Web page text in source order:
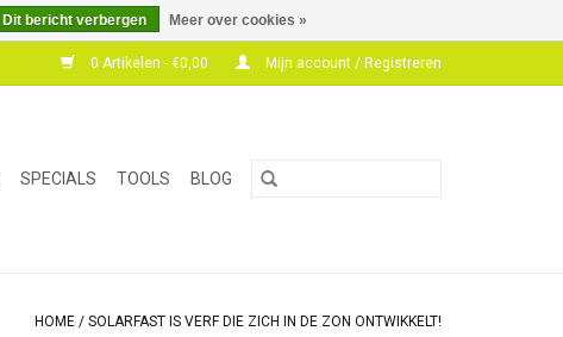
0 Artikelen - €0,00 Mijn account / Registreren
SPECIALS TOOLS BLOG
HOME / SOLARFAST IS VERF DIE ZICH IN DE ZON ONTWIKKELT!
Dit bericht verbergen Meer over cookies »